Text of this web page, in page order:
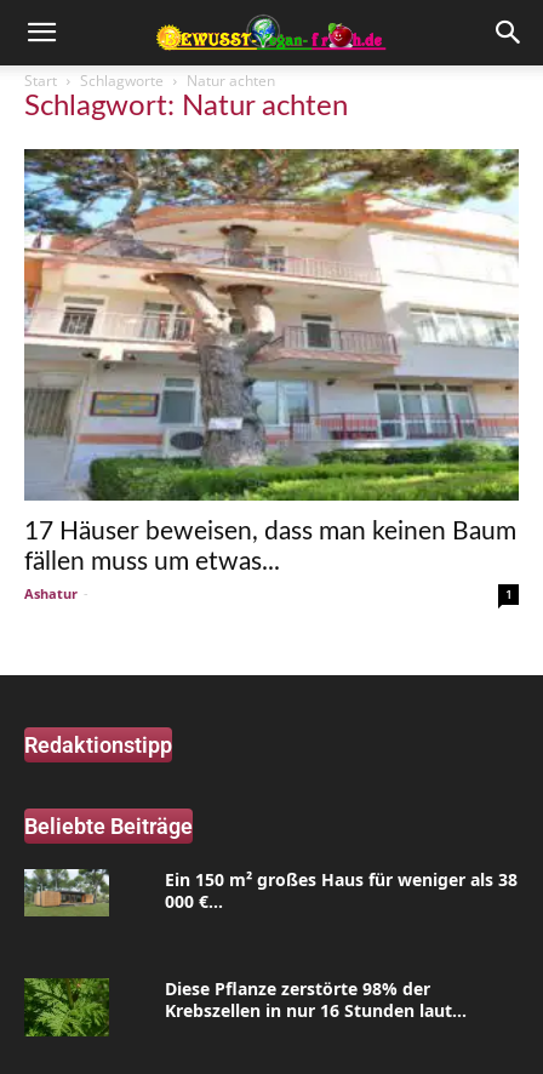
Start Schlagworte Natur achten
Schlagwort: Natur achten
17 Häuser beweisen, dass man keinen Baum
fällen muss um etwas...
Ashatur - 1
Redaktionstipp
Beliebte Beiträge
Ein 150 m² großes Haus für weniger als 38
000 €...
Diese Pflanze zerstörte 98% der
Krebszellen in nur 16 Stunden laut...